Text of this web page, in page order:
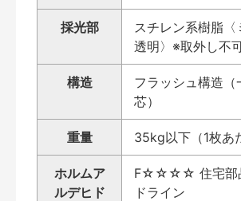
採光部
スチレン系樹脂〈
透明〉※取外し不
構造
フラッシュ構造（
芯）
重量 35kg以下（1枚あ
ホルムア
ルデヒド
F☆☆☆☆ 住宅部
ドライン